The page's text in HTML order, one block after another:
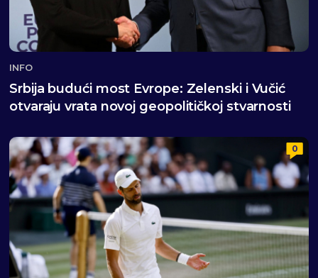
INFO
Srbija budući most Evrope: Zelenski i Vučić
otvaraju vrata novoj geopolitičkoj stvarnosti
0